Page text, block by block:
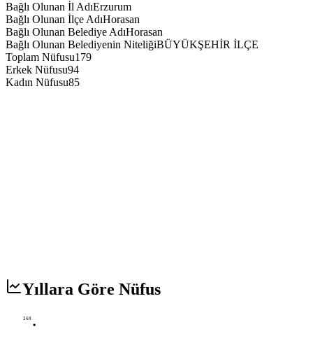
Bağlı Olunan İl AdıErzurum
Bağlı Olunan İlçe AdıHorasan
Bağlı Olunan Belediye AdıHorasan
Bağlı Olunan Belediyenin NiteliğiBÜYÜKŞEHİR İLÇE
Toplam Nüfusu179
Erkek Nüfusu94
Kadın Nüfusu85
Yıllara Göre Nüfus
268